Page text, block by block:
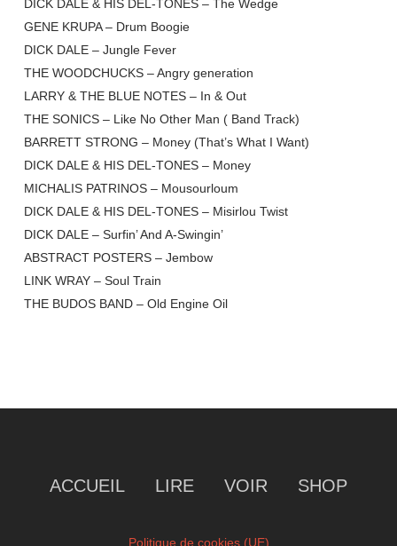
DICK DALE & HIS DEL-TONES – The Wedge
GENE KRUPA – Drum Boogie
DICK DALE – Jungle Fever
THE WOODCHUCKS – Angry generation
LARRY & THE BLUE NOTES – In & Out
THE SONICS – Like No Other Man ( Band Track)
BARRETT STRONG – Money (That’s What I Want)
DICK DALE & HIS DEL-TONES – Money
MICHALIS PATRINOS – Mousourloum
DICK DALE & HIS DEL-TONES – Misirlou Twist
DICK DALE – Surfin’ And A-Swingin’
ABSTRACT POSTERS – Jembow
LINK WRAY – Soul Train
THE BUDOS BAND – Old Engine Oil
ACCUEIL LIRE VOIR SHOP
Politique de cookies (UE)